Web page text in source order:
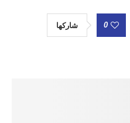
شاركها 0